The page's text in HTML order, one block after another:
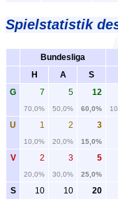
Spielstatistik
Bundesliga
H
A S
G
7
70,0%
5
50,0%
12
60,0%
U 1
10,0%
2
20,0%
3
15,0%
V 2
20,0%
3
30,0%
5
25,0%
S 10 10 20